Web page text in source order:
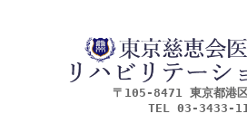
〒105-8471 東京都港
TEL 03-3433-